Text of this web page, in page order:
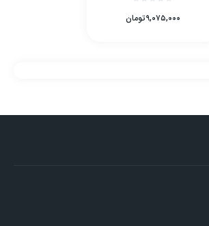
تومان۹,۰۷۵,۰۰۰